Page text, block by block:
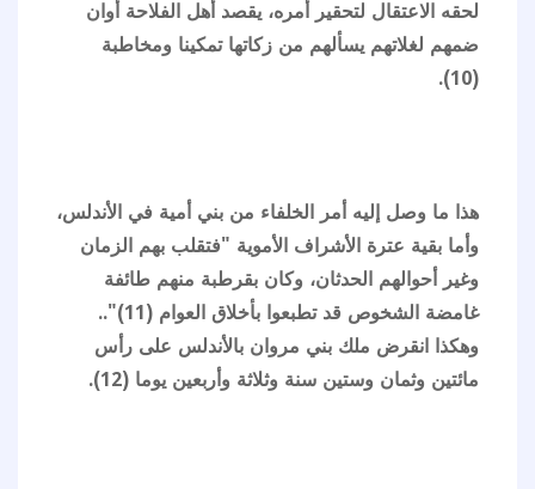
لحقه الاعتقال لتحقير أمره، يقصد أهل الفلاحة أوان
ضمهم لغلاتهم يسألهم من زكاتها تمكينا ومخاطبة
(10).
هذا ما وصل إليه أمر الخلفاء من بني أمية في الأندلس،
وأما بقية عترة الأشراف الأموية "فتقلب بهم الزمان
وغير أحوالهم الحدثان، وكان بقرطبة منهم طائفة
غامضة الشخوص قد تطبعوا بأخلاق العوام (11)"..
وهكذا انقرض ملك بني مروان بالأندلس على رأس
مائتين وثمان وستين سنة وثلاثة وأربعين يوما (12).